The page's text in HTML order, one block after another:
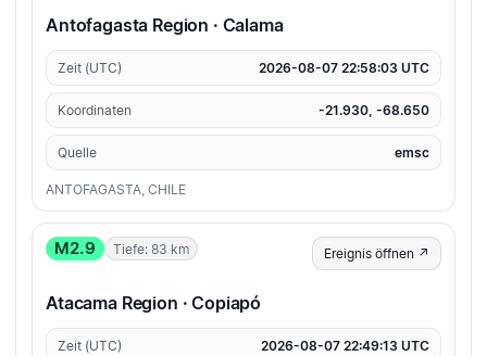
Antofagasta Region · Calama
Zeit (UTC) 2026-08-07 22:58:03 UTC
Koordinaten -21.930, -68.650
Quelle emsc
ANTOFAGASTA, CHILE
M2.9 Tiefe: 83 km Ereignis öffnen ↗
Atacama Region · Copiapó
Zeit (UTC) 2026-08-07 22:49:13 UTC